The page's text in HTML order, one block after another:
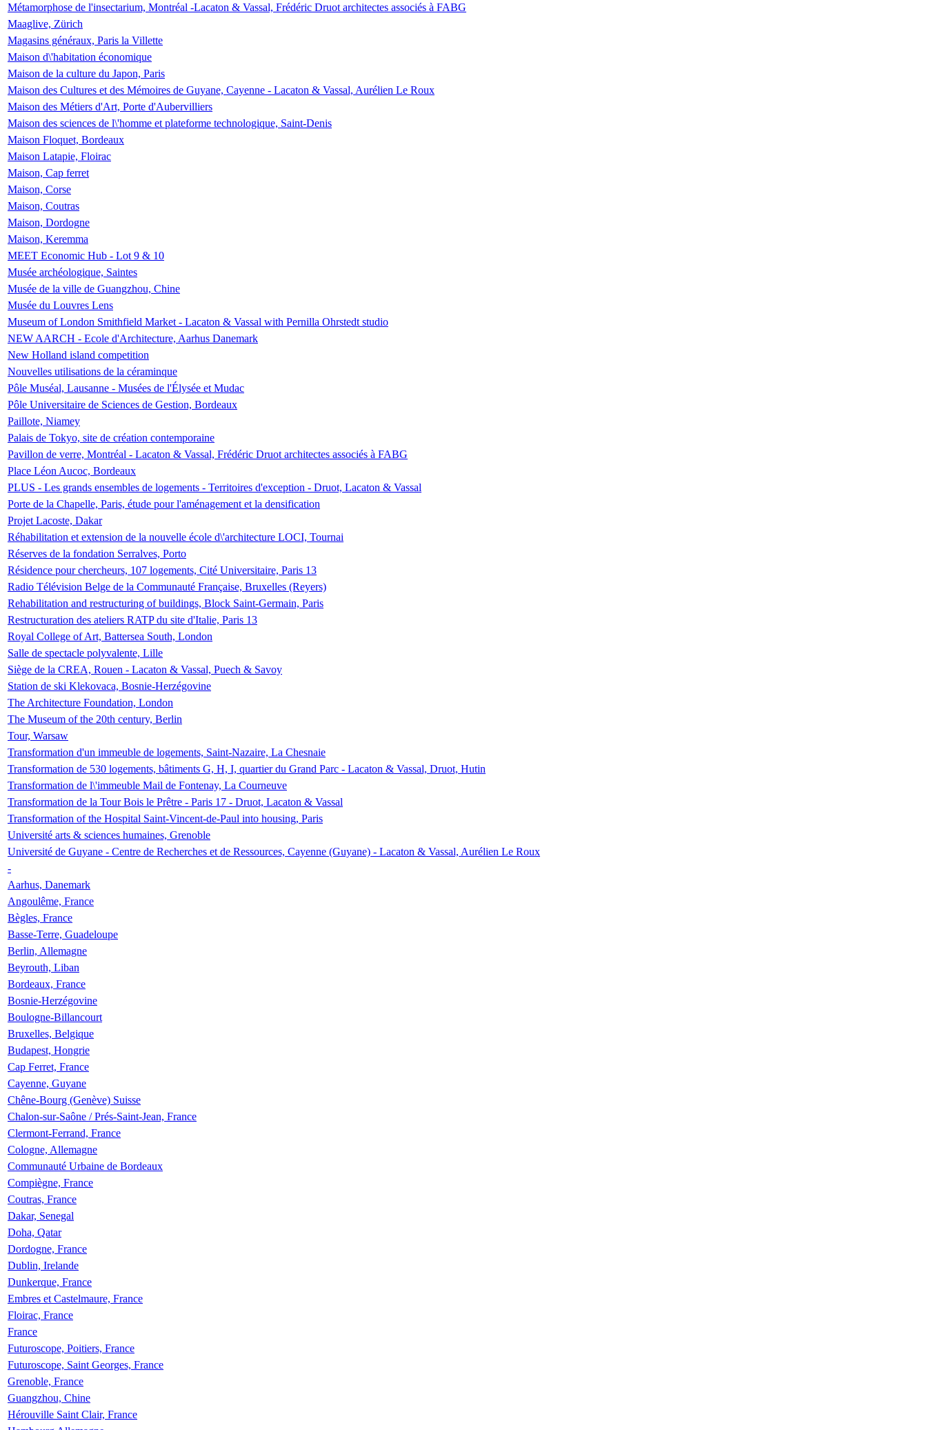
Métamorphose de l'insectarium, Montréal -Lacaton & Vassal, Frédéric Druot architectes associés à FABG
Maaglive, Zürich
Magasins généraux, Paris la Villette
Maison d\'habitation économique
Maison de la culture du Japon, Paris
Maison des Cultures et des Mémoires de Guyane, Cayenne - Lacaton & Vassal, Aurélien Le Roux
Maison des Métiers d'Art, Porte d'Aubervilliers
Maison des sciences de l\'homme et plateforme technologique, Saint-Denis
Maison Floquet, Bordeaux
Maison Latapie, Floirac
Maison, Cap ferret
Maison, Corse
Maison, Coutras
Maison, Dordogne
Maison, Keremma
MEET Economic Hub - Lot 9 & 10
Musée archéologique, Saintes
Musée de la ville de Guangzhou, Chine
Musée du Louvres Lens
Museum of London Smithfield Market - Lacaton & Vassal with Pernilla Ohrstedt studio
NEW AARCH - Ecole d'Architecture, Aarhus Danemark
New Holland island competition
Nouvelles utilisations de la céraminque
Pôle Muséal, Lausanne - Musées de l'Élysée et Mudac
Pôle Universitaire de Sciences de Gestion, Bordeaux
Paillote, Niamey
Palais de Tokyo, site de création contemporaine
Pavillon de verre, Montréal - Lacaton & Vassal, Frédéric Druot architectes associés à FABG
Place Léon Aucoc, Bordeaux
PLUS - Les grands ensembles de logements - Territoires d'exception - Druot, Lacaton & Vassal
Porte de la Chapelle, Paris, étude pour l'aménagement et la densification
Projet Lacoste, Dakar
Réhabilitation et extension de la nouvelle école d\'architecture LOCI, Tournai
Réserves de la fondation Serralves, Porto
Résidence pour chercheurs, 107 logements, Cité Universitaire, Paris 13
Radio Télévision Belge de la Communauté Française, Bruxelles (Reyers)
Rehabilitation and restructuring of buildings, Block Saint-Germain, Paris
Restructuration des ateliers RATP du site d'Italie, Paris 13
Royal College of Art, Battersea South, London
Salle de spectacle polyvalente, Lille
Siège de la CREA, Rouen - Lacaton & Vassal, Puech & Savoy
Station de ski Klekovaca, Bosnie-Herzégovine
The Architecture Foundation, London
The Museum of the 20th century, Berlin
Tour, Warsaw
Transformation d'un immeuble de logements, Saint-Nazaire, La Chesnaie
Transformation de 530 logements, bâtiments G, H, I, quartier du Grand Parc - Lacaton & Vassal, Druot, Hutin
Transformation de l\'immeuble Mail de Fontenay, La Courneuve
Transformation de la Tour Bois le Prêtre - Paris 17 - Druot, Lacaton & Vassal
Transformation of the Hospital Saint-Vincent-de-Paul into housing, Paris
Université arts & sciences humaines, Grenoble
Université de Guyane - Centre de Recherches et de Ressources, Cayenne (Guyane) - Lacaton & Vassal, Aurélien Le Roux
-
Aarhus, Danemark
Angoulême, France
Bègles, France
Basse-Terre, Guadeloupe
Berlin, Allemagne
Beyrouth, Liban
Bordeaux, France
Bosnie-Herzégovine
Boulogne-Billancourt
Bruxelles, Belgique
Budapest, Hongrie
Cap Ferret, France
Cayenne, Guyane
Chêne-Bourg (Genève) Suisse
Chalon-sur-Saône / Prés-Saint-Jean, France
Clermont-Ferrand, France
Cologne, Allemagne
Communauté Urbaine de Bordeaux
Compiègne, France
Coutras, France
Dakar, Senegal
Doha, Qatar
Dordogne, France
Dublin, Irelande
Dunkerque, France
Embres et Castelmaure, France
Floirac, France
France
Futuroscope, Poitiers, France
Futuroscope, Saint Georges, France
Grenoble, France
Guangzhou, Chine
Hérouville Saint Clair, France